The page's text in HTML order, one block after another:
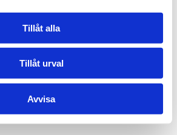
Tillåt alla
Tillåt urval
Avvisa